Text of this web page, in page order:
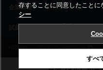
事業所一覧
利用規約 プライバシーポリシー
存することに同意したことに
シー
すべ